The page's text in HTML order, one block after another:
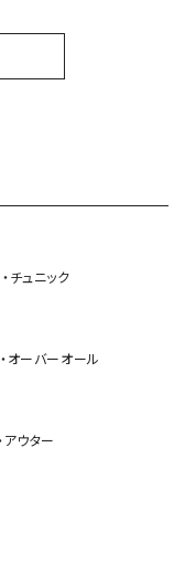
チュニック
オーバーオール
アウター